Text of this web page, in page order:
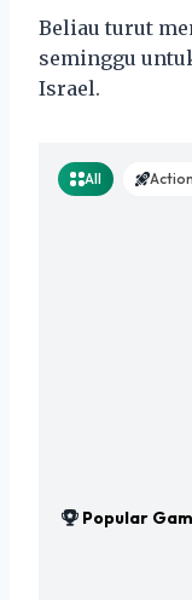
Beliau turut
seminggu
Israel.